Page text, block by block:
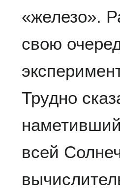
«железо».
свою
Трудно
всей